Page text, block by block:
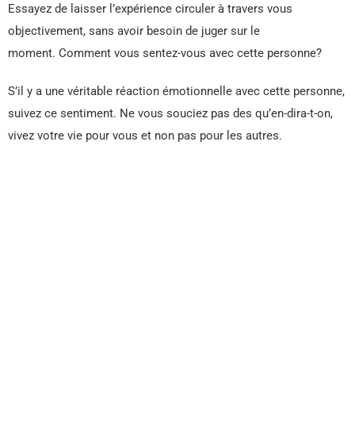
Essayez de laisser l’expérience circuler à travers vous
objectivement, sans avoir besoin de juger sur le
moment. Comment vous sentez-vous avec cette personne?
S’il y a une véritable réaction émotionnelle avec cette personne,
suivez ce sentiment. Ne vous souciez pas des qu’en-dira-t-on,
vivez votre vie pour vous et non pas pour les autres.